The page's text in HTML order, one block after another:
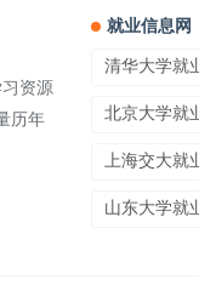
资源
历年
就业信息网
清华大学就
北京大学就
上海交大就
山东大学就